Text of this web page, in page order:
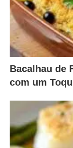
Bacalhau de
com um